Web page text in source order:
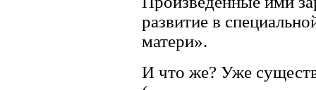
развитие в
матери».
И что же? Уже